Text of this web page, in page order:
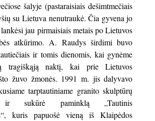
šalyje (pastaraisiais dešimtmečiais
su Lietuva nenutraukė. Čia gyvena jo
jau pirmaisiais metais po Lietuvos
atkūrimo. A. Raudys širdimi buvo
ir tomis dienomis, kai gynėme
tragiškąją naktį, kai prie Lietuvos
žuvo žmonės. 1991 m. jis dalyvavo
tarptautiniame granito skulptūrų
ir sukūrė paminklą „Tautinis
kuris papuošė vieną iš Klaipėdos